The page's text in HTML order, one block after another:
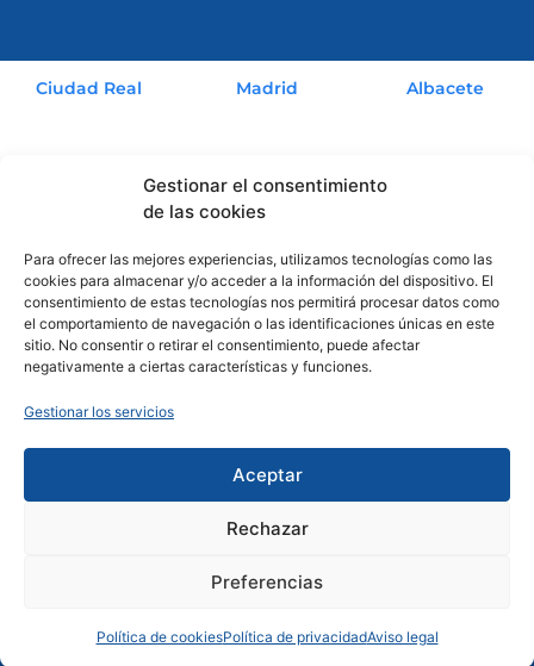
Gestionar el consentimiento
de las cookies
Para ofrecer las mejores experiencias, utilizamos tecnologías como las
cookies para almacenar y/o acceder a la información del dispositivo. El
consentimiento de estas tecnologías nos permitirá procesar datos como
el comportamiento de navegación o las identificaciones únicas en este
sitio. No consentir o retirar el consentimiento, puede afectar
negativamente a ciertas características y funciones.
Gestionar los servicios
Aceptar
Rechazar
Preferencias
Política de cookiesPolítica de privacidadAviso legal
Ciudad Real Madrid Albacete
Cuenca
607 211 331
Alicante
633 404 491
fondos del Plan de Recuperación, Transformación y
Resiliencia de España, financiado por el Plan Europeo Next
Generation EU.
Peñarrubia Brokers de Seguros, S.L. © Copyright 2026